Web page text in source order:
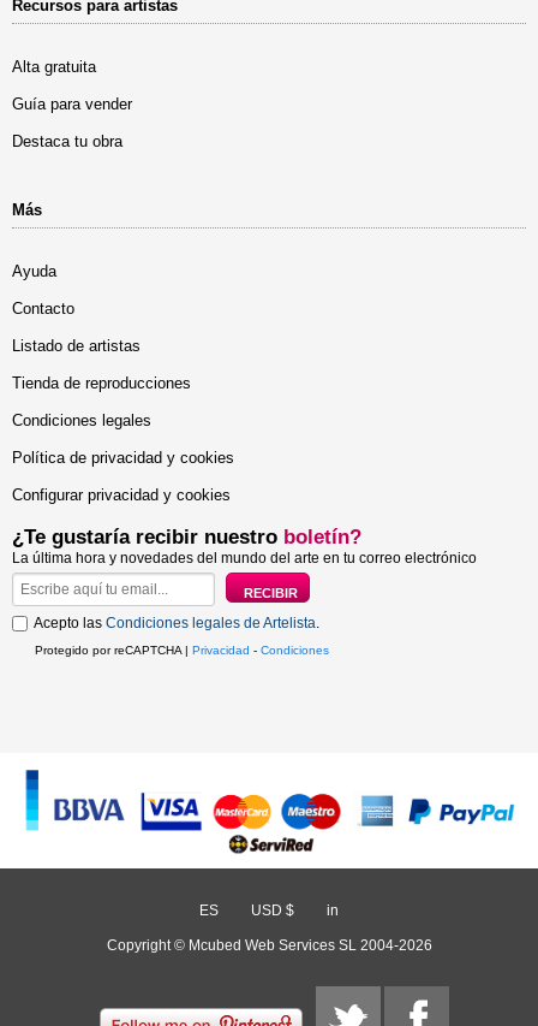
Recursos para artistas
Alta gratuita
Guía para vender
Destaca tu obra
Más
Ayuda
Contacto
Listado de artistas
Tienda de reproducciones
Condiciones legales
Política de privacidad y cookies
Configurar privacidad y cookies
¿Te gustaría recibir nuestro boletín?
La última hora y novedades del mundo del arte en tu correo electrónico
Acepto las Condiciones legales de Artelista.
Protegido por reCAPTCHA | Privacidad - Condiciones
ES USD $ in
Copyright © Mcubed Web Services SL 2004-2026